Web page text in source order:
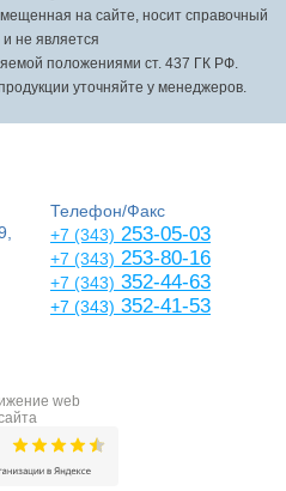
на сайте, носит справочный
и не является
положениями ст. 437 ГК РФ.
уточняйте у менеджеров.
Телефон/Факс
+7 (343) 253-05-03
+7 (343) 253-80-16
+7 (343) 352-44-63
+7 (343) 352-41-53
web